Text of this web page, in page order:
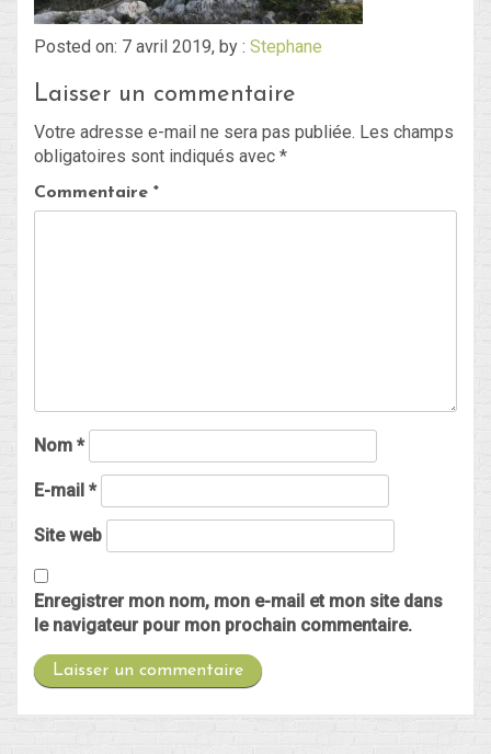
Posted on: 7 avril 2019, by : Stephane
Laisser un commentaire
Votre adresse e-mail ne sera pas publiée. Les champs
obligatoires sont indiqués avec *
Commentaire *
Nom *
E-mail *
Site web
Enregistrer mon nom, mon e-mail et mon site dans
le navigateur pour mon prochain commentaire.